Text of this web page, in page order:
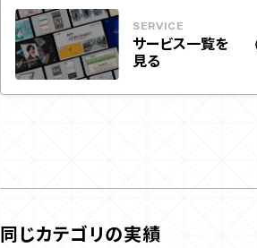
SERVICE
サービス一覧を
見る
同じカテゴリの実績